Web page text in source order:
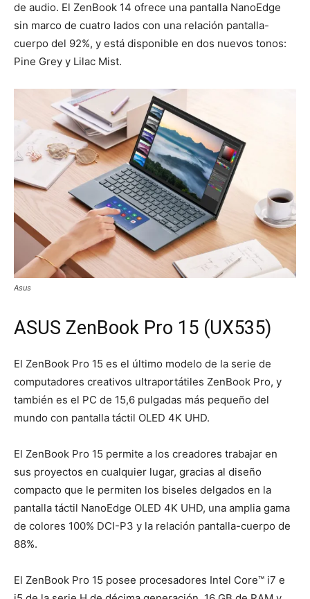
de audio. El ZenBook 14 ofrece una pantalla NanoEdge
sin marco de cuatro lados con una relación pantalla-
cuerpo del 92%, y está disponible en dos nuevos tonos:
Pine Grey y Lilac Mist.
Asus
ASUS ZenBook Pro 15 (UX535)
El ZenBook Pro 15 es el último modelo de la serie de
computadores creativos ultraportátiles ZenBook Pro, y
también es el PC de 15,6 pulgadas más pequeño del
mundo con pantalla táctil OLED 4K UHD.
El ZenBook Pro 15 permite a los creadores trabajar en
sus proyectos en cualquier lugar, gracias al diseño
compacto que le permiten los biseles delgados en la
pantalla táctil NanoEdge OLED 4K UHD, una amplia gama
de colores 100% DCI-P3 y la relación pantalla-cuerpo de
88%.
El ZenBook Pro 15 posee procesadores Intel Core™ i7 e